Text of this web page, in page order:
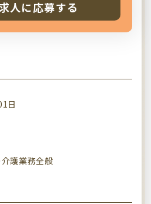
人に応募する
日
護業務全般